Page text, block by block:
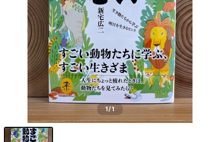
1/1